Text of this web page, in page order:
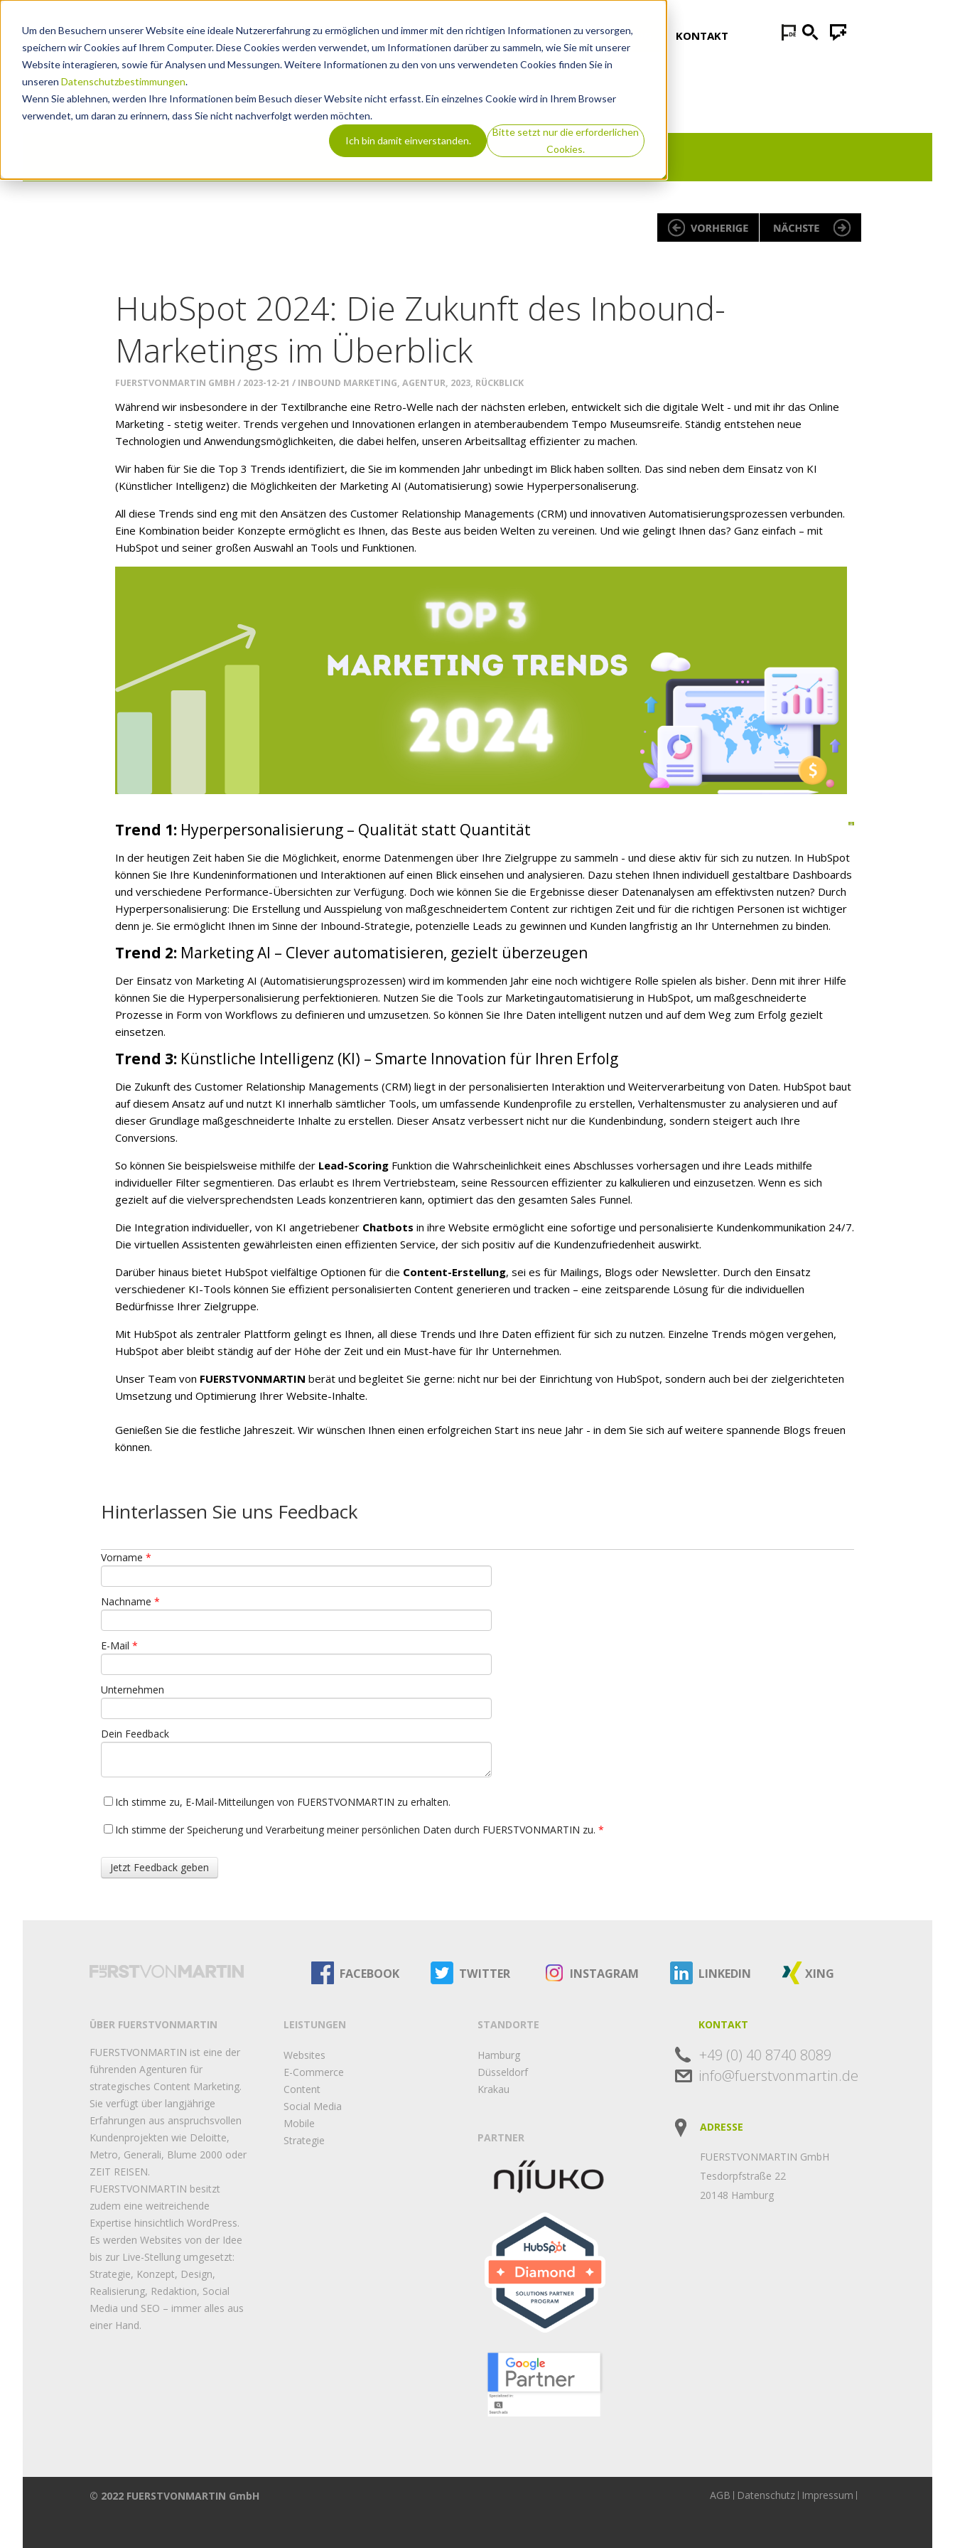
Um den Besuchern unserer Website eine ideale Nutzererfahrung zu ermöglichen und immer mit den richtigen Informationen zu versorgen,
speichern wir Cookies auf Ihrem Computer. Diese Cookies werden verwendet, um Informationen darüber zu sammeln, wie Sie mit unserer
Website interagieren, sowie für Analysen und Messungen. Weitere Informationen zu den von uns verwendeten Cookies finden Sie in
unseren Datenschutzbestimmungen.
Wenn Sie ablehnen, werden Ihre Informationen beim Besuch dieser Website nicht erfasst. Ein einzelnes Cookie wird in Ihrem Browser
verwendet, um daran zu erinnern, dass Sie nicht nachverfolgt werden möchten.
Ich bin damit einverstanden.
Bitte setzt nur die erforderlichen
Cookies.
REFERENZEN AGENTUR LEISTUNGEN BLOG KONTAKT
HubSpot 2024: Die Zukunft des Inbound-
Marketings im Überblick
FUERSTVONMARTIN GMBH 2023-12-21 INBOUND MARKETING, AGENTUR, 2023, RÜCKBLICK
Während wir insbesondere in der Textilbranche eine Retro-Welle nach der nächsten erleben, entwickelt sich die digitale Welt - und mit ihr das Online
Marketing - stetig weiter. Trends vergehen und Innovationen erlangen in atemberaubendem Tempo Museumsreife. Ständig entstehen neue
Technologien und Anwendungsmöglichkeiten, die dabei helfen, unseren Arbeitsalltag effizienter zu machen.
Wir haben für Sie die Top 3 Trends identifiziert, die Sie im kommenden Jahr unbedingt im Blick haben sollten. Das sind neben dem Einsatz von KI
(Künstlicher Intelligenz) die Möglichkeiten der Marketing AI (Automatisierung) sowie Hyperpersonaliserung.
All diese Trends sind eng mit den Ansätzen des Customer Relationship Managements (CRM) und innovativen Automatisierungsprozessen verbunden.
Eine Kombination beider Konzepte ermöglicht es Ihnen, das Beste aus beiden Welten zu vereinen. Und wie gelingt Ihnen das? Ganz einfach – mit
HubSpot und seiner großen Auswahl an Tools und Funktionen.
Trend 1: Hyperpersonalisierung – Qualität statt Quantität
In der heutigen Zeit haben Sie die Möglichkeit, enorme Datenmengen über Ihre Zielgruppe zu sammeln - und diese aktiv für sich zu nutzen. In HubSpot
können Sie Ihre Kundeninformationen und Interaktionen auf einen Blick einsehen und analysieren. Dazu stehen Ihnen individuell gestaltbare Dashboards
und verschiedene Performance-Übersichten zur Verfügung. Doch wie können Sie die Ergebnisse dieser Datenanalysen am effektivsten nutzen? Durch
Hyperpersonalisierung: Die Erstellung und Ausspielung von maßgeschneidertem Content zur richtigen Zeit und für die richtigen Personen ist wichtiger
denn je. Sie ermöglicht Ihnen im Sinne der Inbound-Strategie, potenzielle Leads zu gewinnen und Kunden langfristig an Ihr Unternehmen zu binden.
Trend 2: Marketing AI – Clever automatisieren, gezielt überzeugen
Der Einsatz von Marketing AI (Automatisierungsprozessen) wird im kommenden Jahr eine noch wichtigere Rolle spielen als bisher. Denn mit ihrer Hilfe
können Sie die Hyperpersonalisierung perfektionieren. Nutzen Sie die Tools zur Marketingautomatisierung in HubSpot, um maßgeschneiderte
Prozesse in Form von Workflows zu definieren und umzusetzen. So können Sie Ihre Daten intelligent nutzen und auf dem Weg zum Erfolg gezielt
einsetzen.
Trend 3: Künstliche Intelligenz (KI) – Smarte Innovation für Ihren Erfolg
Die Zukunft des Customer Relationship Managements (CRM) liegt in der personalisierten Interaktion und Weiterverarbeitung von Daten. HubSpot baut
auf diesem Ansatz auf und nutzt KI innerhalb sämtlicher Tools, um umfassende Kundenprofile zu erstellen, Verhaltensmuster zu analysieren und auf
dieser Grundlage maßgeschneiderte Inhalte zu erstellen. Dieser Ansatz verbessert nicht nur die Kundenbindung, sondern steigert auch Ihre
Conversions.
So können Sie beispielsweise mithilfe der Lead-Scoring Funktion die Wahrscheinlichkeit eines Abschlusses vorhersagen und ihre Leads mithilfe
individueller Filter segmentieren. Das erlaubt es Ihrem Vertriebsteam, seine Ressourcen effizienter zu kalkulieren und einzusetzen. Wenn es sich
gezielt auf die vielversprechendsten Leads konzentrieren kann, optimiert das den gesamten Sales Funnel.
Die Integration individueller, von KI angetriebener Chatbots in ihre Website ermöglicht eine sofortige und personalisierte Kundenkommunikation 24/7.
Die virtuellen Assistenten gewährleisten einen effizienten Service, der sich positiv auf die Kundenzufriedenheit auswirkt.
Darüber hinaus bietet HubSpot vielfältige Optionen für die Content-Erstellung, sei es für Mailings, Blogs oder Newsletter. Durch den Einsatz
verschiedener KI-Tools können Sie effizient personalisierten Content generieren und tracken – eine zeitsparende Lösung für die individuellen
Bedürfnisse Ihrer Zielgruppe.
Mit HubSpot als zentraler Plattform gelingt es Ihnen, all diese Trends und Ihre Daten effizient für sich zu nutzen. Einzelne Trends mögen vergehen,
HubSpot aber bleibt ständig auf der Höhe der Zeit und ein Must-have für Ihr Unternehmen.
Unser Team von FUERSTVONMARTIN berät und begleitet Sie gerne: nicht nur bei der Einrichtung von HubSpot, sondern auch bei der zielgerichteten
Umsetzung und Optimierung Ihrer Website-Inhalte.
Genießen Sie die festliche Jahreszeit. Wir wünschen Ihnen einen erfolgreichen Start ins neue Jahr - in dem Sie sich auf weitere spannende Blogs freuen
können.
Hinterlassen Sie uns Feedback
Vorname *
Nachname *
E-Mail *
Unternehmen
Dein Feedback
Ich stimme zu, E-Mail-Mitteilungen von FUERSTVONMARTIN zu erhalten.
Ich stimme der Speicherung und Verarbeitung meiner persönlichen Daten durch FUERSTVONMARTIN zu. *
FACEBOOK TWITTER INSTAGRAM LINKEDIN XING
ÜBER FUERSTVONMARTIN
FUERSTVONMARTIN ist eine der
führenden Agenturen für
strategisches Content Marketing.
Sie verfügt über langjährige
Erfahrungen aus anspruchsvollen
Kundenprojekten wie Deloitte,
Metro, Generali, Blume 2000 oder
ZEIT REISEN.
FUERSTVONMARTIN besitzt
zudem eine weitreichende
Expertise hinsichtlich WordPress.
Es werden Websites von der Idee
bis zur Live-Stellung umgesetzt:
Strategie, Konzept, Design,
Realisierung, Redaktion, Social
Media und SEO – immer alles aus
einer Hand.
LEISTUNGEN
Websites
E-Commerce
Content
Social Media
Mobile
Strategie
STANDORTE
Hamburg
Düsseldorf
Krakau
PARTNER
KONTAKT
+49 (0) 40 8740 8089
info@fuerstvonmartin.de
ADRESSE
FUERSTVONMARTIN GmbH
Tesdorpfstraße 22
20148 Hamburg
© 2022 FUERSTVONMARTIN GmbH AGB Datenschutz Impressum